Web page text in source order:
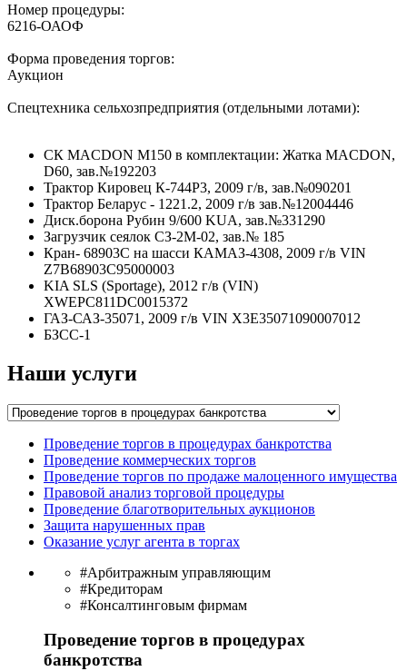
Номер процедуры:
6216-ОАОФ
Форма проведения торгов:
Аукцион
Спецтехника сельхозпредприятия (отдельными лотами):
СК MACDON M150 в комплектации: Жатка MACDON,
D60, зав.№192203
Трактор Кировец К-744P3, 2009 г/в, зав.№090201
Трактор Беларус - 1221.2, 2009 г/в зав.№12004446
Диск.борона Рубин 9/600 KUA, зав.№331290
Загрузчик сеялок СЗ-2М-02, зав.№ 185
Кран- 68903С на шасси КАМАЗ-4308, 2009 г/в VIN
Z7B68903C95000003
KIA SLS (Sportage), 2012 г/в (VIN)
XWEPC811DC0015372
ГАЗ-САЗ-35071, 2009 г/в VIN X3E35071090007012
БЗСС-1
Наши услуги
Проведение торгов в процедурах банкротства
Проведение коммерческих торгов
Проведение торгов по продаже малоценного имущества
Правовой анализ торговой процедуры
Проведение благотворительных аукционов
Защита нарушенных прав
Оказание услуг агента в торгах
#Арбитражным управляющим
#Кредиторам
#Консалтинговым фирмам
Проведение торгов в процедурах
банкротства